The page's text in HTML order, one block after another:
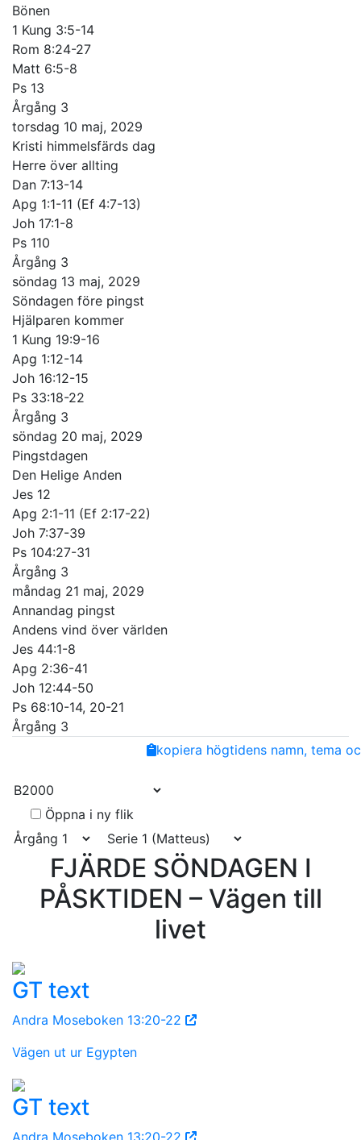
Bönen
1 Kung 3:5-14
Rom 8:24-27
Matt 6:5-8
Ps 13
Årgång 3
torsdag 10 maj, 2029
Kristi himmelsfärds dag
Herre över allting
Dan 7:13-14
Apg 1:1-11 (Ef 4:7-13)
Joh 17:1-8
Ps 110
Årgång 3
söndag 13 maj, 2029
Söndagen före pingst
Hjälparen kommer
1 Kung 19:9-16
Apg 1:12-14
Joh 16:12-15
Ps 33:18-22
Årgång 3
söndag 20 maj, 2029
Pingstdagen
Den Helige Anden
Jes 12
Apg 2:1-11 (Ef 2:17-22)
Joh 7:37-39
Ps 104:27-31
Årgång 3
måndag 21 maj, 2029
Annandag pingst
Andens vind över världen
Jes 44:1-8
Apg 2:36-41
Joh 12:44-50
Ps 68:10-14, 20-21
Årgång 3
EmailCopy
kopiera högtidens namn, tema
Öppna i ny flik
FJÄRDE SÖNDAGEN I
PÅSKTIDEN – Vägen till
livet
GT text
Andra Moseboken 13:20-22
Vägen ut ur Egypten
GT text
Andra Moseboken 13:20-22